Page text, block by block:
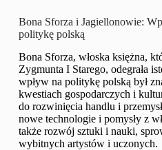
Bona Sforza i Jagiellonowie:
politykę polską
Bona Sforza, włoska księżna,
Zygmunta I Starego, odegrała
wpływ na politykę polską był
kwestiach gospodarczych i
do rozwinięcia handlu i
nowe technologie i pomysły z
także rozwój sztuki i nauki,
wybitnych artystów i uczonych.